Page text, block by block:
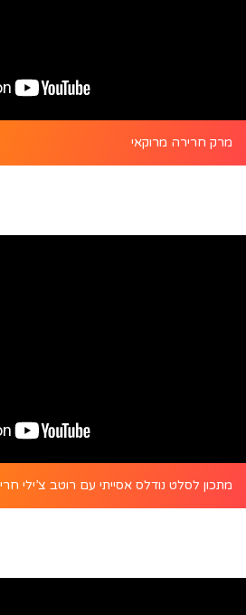
מרק חרירה מרוקאי
מתכון לסלט נודלס אסייתי עם רוטב צ’ילי